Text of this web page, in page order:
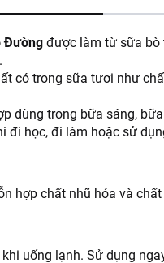
Đường được làm từ sữa bò
có trong sữa tươi như
dùng trong bữa sáng,
đi học, đi làm hoặc sử
hợp chất nhũ hóa và
uống lạnh. Sử dụng